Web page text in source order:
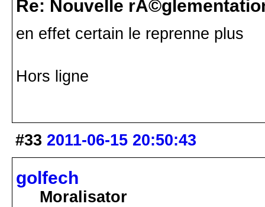
Re: Nouvelle
en effet certain le reprenne plus
Hors ligne
#33 2011-06-15 20:50:43
golfech
Moralisator